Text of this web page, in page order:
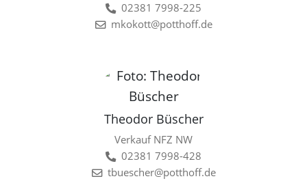
02381 7998-225
mkokott@potthoff.de
Theodor Büscher
Verkauf NFZ NW
02381 7998-428
tbuescher@potthoff.de